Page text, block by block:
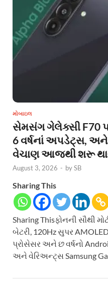
મોબાઇલ
સેમસંગ ગેલેક્સી F70
6 વર્ષનાં અપડેટ્સ,
વેચાણ આજથી શરૂ
August 3, 2026 - bySB
Sharing This
Sharing Thisફોનની સૌથી
બેટરી, 120Hz સુપર
પ્રોસેસર અને છ વર્ષનો
અને વેરિઅન્ટ્સ Samsung